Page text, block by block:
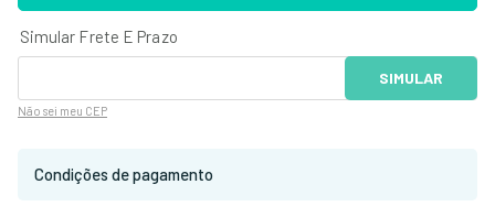
Não sei meu CEP
Condições de pagamento